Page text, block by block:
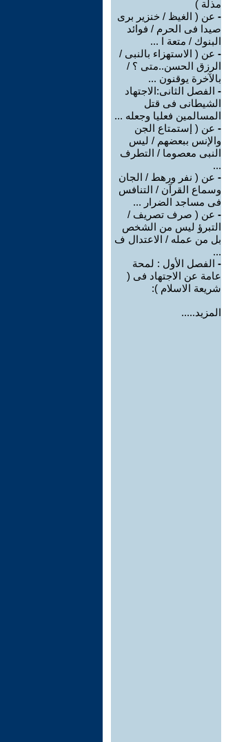
مذلة )
- عن ( الغيظ / خنزير برى
صيدا فى الحرم / فوائد
البنوك / متعة ا ...
- عن ( الاستهزاء بالنبى /
الرزق الحسن..متى ؟ /
بالآخرة يوقنون ...
- الفصل الثانى:الاجتهاد
الشيطانى فى قتل
المسالمين فعليا وجعله ...
- عن ( إستمتاع الجن
والإنس ببعضهم / ليس
النبى معصوما / التطرف
...
- عن ( نفر ورهط / الجان
وسماع القرآن / التنافس
فى مساجد الضرار ...
- عن ( صرف تصريف /
التبرؤ ليس من الشخص
بل من عمله / الاعتدال ف
...
- الفصل الأول : لمحة
عامة عن الاجتهاد فى (
شريعة الاسلام ):
المزيد.....